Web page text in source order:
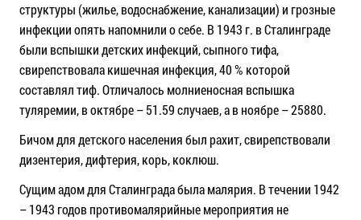
структуры (жилье, водоснабжение, канализации) и грозные
инфекции опять напомнили о себе. В 1943 г. в Сталинграде
были вспышки детских инфекций, сыпного тифа,
свирепствовала кишечная инфекция, 40 % которой
составлял тиф. Отличалось молниеносная вспышка
туляремии, в октябре – 51.59 случаев, а в ноябре – 25880.
Бичом для детского населения был рахит, свирепствовали
дизентерия, дифтерия, корь, коклюш.
Сущим адом для Сталинграда была малярия. В течении 1942
– 1943 годов противомалярийные мероприятия не